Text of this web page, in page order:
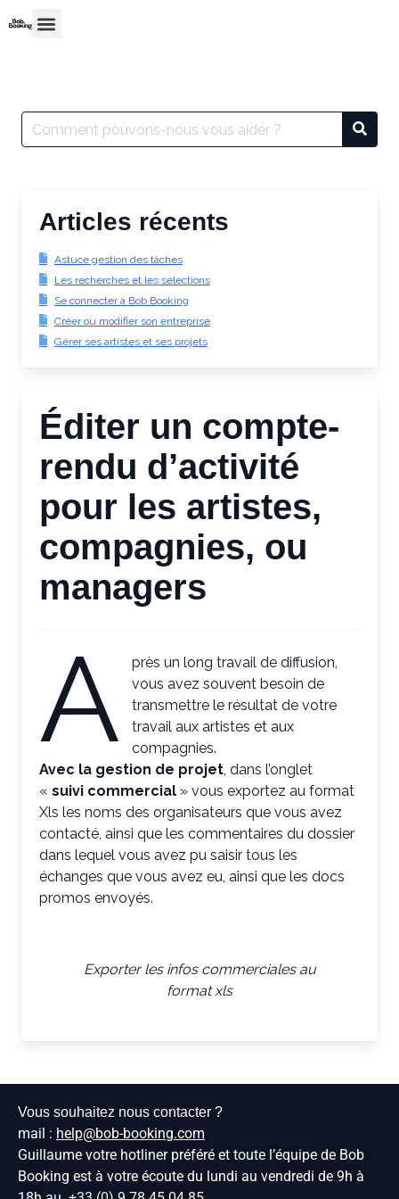
Articles récents
Astuce gestion des tâches
Les recherches et les sélections
Se connecter à Bob Booking
Créer ou modifier son entreprise
Gérer ses artistes et ses projets
Éditer un compte-
rendu d’activité
pour les artistes,
compagnies, ou
managers
A
près un long travail de diffusion,
vous avez souvent besoin de
transmettre le résultat de votre
travail aux artistes et aux
compagnies.
Avec la gestion de projet, dans l’onglet
« suivi commercial » vous exportez au format
Xls les noms des organisateurs que vous avez
contacté, ainsi que les commentaires du dossier
dans lequel vous avez pu saisir tous les
échanges que vous avez eu, ainsi que les docs
promos envoyés.
Exporter les infos commerciales au
format xls
Vous souhaitez nous contacter ?
mail : help@bob-booking.com
Guillaume votre hotliner préféré et toute l’équipe de Bob
Booking est à votre écoute du lundi au vendredi de 9h à